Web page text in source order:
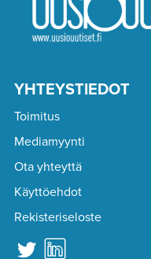
YHTEYSTIEDOT
Toimitus
Mediamyynti
Ota yhteyttä
Käyttöehdot
Rekisteriseloste